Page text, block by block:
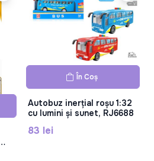
În Coș
Autobuz inerțial roșu 1:32
cu lumini și sunet, RJ6688
83 lei